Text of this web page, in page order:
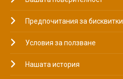
Предпочитания за бисквитки
Условия за ползване
Нашата история